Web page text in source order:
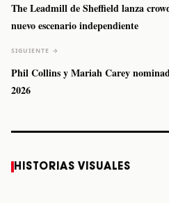
The Leadmill de Sheffield lanza
nuevo escenario independiente
SIGUIENTE →
Phil Collins y Mariah Carey
2026
HISTORIAS VISUALES
a Monterrey el
Staiti, guitarrista